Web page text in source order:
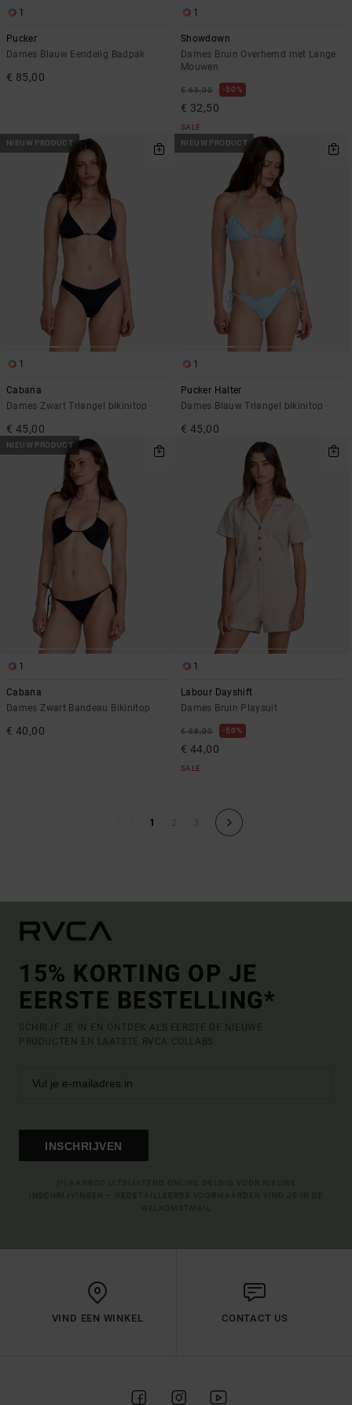
1
Pucker
Dames Blauw Eendelig Badpak
€ 85,00
1
Showdown
Dames Bruin Overhemd met Lange
Mouwen
€ 65,00 50%
€ 32,50
SALE
NIEUW PRODUCT
1
Cabana
Dames Zwart Triangel bikinitop
€ 45,00
NIEUW PRODUCT
1
Pucker Halter
Dames Blauw Triangel bikinitop
€ 45,00
NIEUW PRODUCT
1
Cabana
Dames Zwart Bandeau Bikinitop
€ 40,00
1
Labour Dayshift
Dames Bruin Playsuit
€ 88,00 50%
€ 44,00
SALE
1
15% KORTING OP JE
EERSTE BESTELLING*
SCHRIJF JE IN EN ONTDEK ALS EERSTE DE NIEUWE
PRODUCTEN EN LAATSTE RVCA COLLABS.
INSCHRIJVEN
VIND EEN WINKEL CONTACT US